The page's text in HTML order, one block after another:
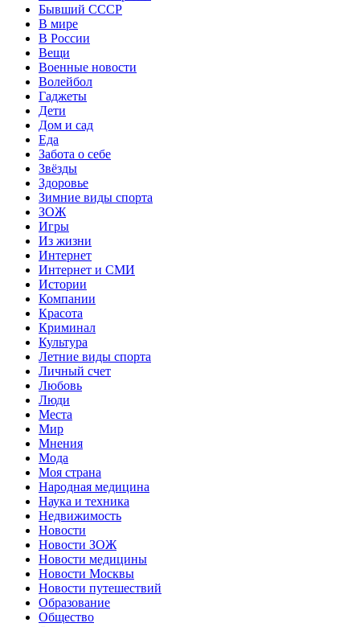
Бывший СССР
В мире
В России
Вещи
Военные новости
Волейбол
Гаджеты
Дети
Дом и сад
Еда
Забота о себе
Звёзды
Здоровье
Зимние виды спорта
ЗОЖ
Игры
Из жизни
Интернет
Интернет и СМИ
Истории
Компании
Красота
Криминал
Культура
Летние виды спорта
Личный счет
Любовь
Люди
Места
Мир
Мнения
Мода
Моя страна
Народная медицина
Наука и техника
Недвижимость
Новости
Новости ЗОЖ
Новости медицины
Новости Москвы
Новости путешествий
Образование
Общество